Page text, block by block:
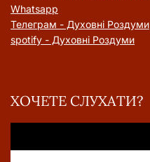
Whatsapp
Телеграм - Духовні Роздуми
spotify - Духовні Роздуми
ХОЧЕТЕ СЛУХАТИ?